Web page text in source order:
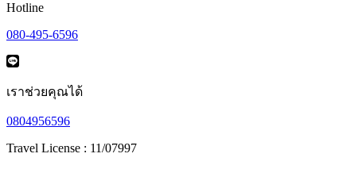
Hotline
080-495-6596
เราช่วยคุณได้
0804956596
Travel License : 11/07997